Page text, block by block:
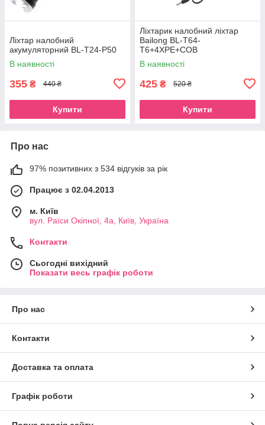
Ліхтар налобний
акумуляторний BL-T24-P50
В наявності
355 ₴ 440 ₴
Купити
Ліхтарик налобний ліхтар
Bailong BL-T64-
T6+4XPE+COB
В наявності
425 ₴ 520 ₴
Купити
Про нас
97% позитивних з 534 відгуків за рік
Працює з 02.04.2013
м. Київ
вул. Раїси Окіпної, 4а, Київ, Україна
Контакти
Сьогодні вихідний
Показати весь графік роботи
Про нас
Контакти
Доставка та оплата
Графік роботи